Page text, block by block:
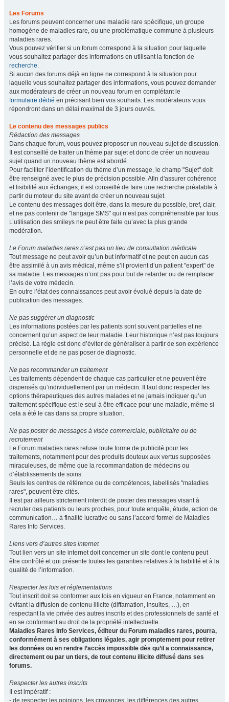
Les Forums
Les forums peuvent concerner une maladie rare spécifique, un groupe
homogène de maladies rare, ou une problématique commune à plusieurs
maladies rares.
Vous pouvez vérifier si un forum correspond à la situation pour laquelle
vous souhaitez partager des informations en utilisant la fonction de
recherche.
Si aucun des forums déjà en ligne ne correspond à la situation pour
laquelle vous souhaitez partager des informations, vous pouvez demander
aux modérateurs de créer un nouveau forum en complétant le
formulaire dédié en précisant bien vos souhaits. Les modérateurs vous
répondront dans un délai maximal de 3 jours ouvrés.
Le contenu des messages publics
Rédaction des messages
Dans chaque forum, vous pouvez proposer un nouveau sujet de discussion.
Il est conseillé de traiter un thème par sujet et donc de créer un nouveau
sujet quand un nouveau thème est abordé.
Pour faciliter l’identification du thème d’un message, le champ "Sujet" doit
être renseigné avec le plus de précision possible. Afin d'assurer cohérence
et lisibilité aux échanges, il est conseillé de faire une recherche préalable à
partir du moteur du site avant de créer un nouveau sujet.
Le contenu des messages doit être, dans la mesure du possible, bref, clair,
et ne pas contenir de "langage SMS" qui n’est pas compréhensible par tous.
L’utilisation des smileys ne peut être faite qu’avec la plus grande
modération.
Le Forum maladies rares n’est pas un lieu de consultation médicale
Tout message ne peut avoir qu’un but informatif et ne peut en aucun cas
être assimilé à un avis médical, même s’il provient d’un patient "expert" de
sa maladie. Les messages n’ont pas pour but de retarder ou de remplacer
l’avis de votre médecin.
En outre l’état des connaissances peut avoir évolué depuis la date de
publication des messages.
Ne pas suggérer un diagnostic
Les informations postées par les patients sont souvent partielles et ne
concernent qu’un aspect de leur maladie. Leur historique n’est pas toujours
précisé. La règle est donc d’éviter de généraliser à partir de son expérience
personnelle et de ne pas poser de diagnostic.
Ne pas recommander un traitement
Les traitements dépendent de chaque cas particulier et ne peuvent être
dispensés qu’individuellement par un médecin. Il faut donc respecter les
options thérapeutiques des autres malades et ne jamais indiquer qu’un
traitement spécifique est le seul à être efficace pour une maladie, même si
cela a été le cas dans sa propre situation.
Ne pas poster de messages à visée commerciale, publicitaire ou de
recrutement
Le Forum maladies rares refuse toute forme de publicité pour les
traitements, notamment pour des produits douteux aux vertus supposées
miraculeuses, de même que la recommandation de médecins ou
d’établissements de soins.
Seuls les centres de référence ou de compétences, labellisés "maladies
rares", peuvent être cités.
Il est par ailleurs strictement interdit de poster des messages visant à
recruter des patients ou leurs proches, pour toute enquête, étude, action de
communication… à finalité lucrative ou sans l’accord formel de Maladies
Rares Info Services.
Liens vers d’autres sites internet
Tout lien vers un site internet doit concerner un site dont le contenu peut
être contrôlé et qui présente toutes les garanties relatives à la fiabilité et à la
qualité de l’information.
Respecter les lois et réglementations
Tout inscrit doit se conformer aux lois en vigueur en France, notamment en
évitant la diffusion de contenu illicite (diffamation, insultes, …), en
respectant la vie privée des autres inscrits et des professionnels de santé et
en se conformant au droit de la propriété intellectuelle.
Maladies Rares Info Services, éditeur du Forum maladies rares, pourra,
conformément à ses obligations légales, agir promptement pour retirer
les données ou en rendre l’accès impossible dès qu’il a connaissance,
directement ou par un tiers, de tout contenu illicite diffusé dans ses
forums.
Respecter les autres inscrits
Il est impératif :
- de respecter les opinions, les croyances, les différences des autres